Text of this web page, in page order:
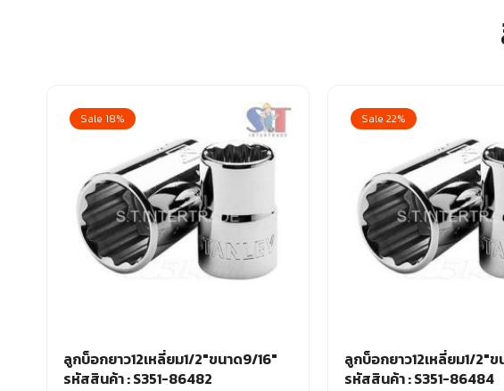
Sale 18%
ลูกบ็อกยาว12เหลี่ยม1/2″ขนาด9/16″
รหัสสินค้า : S351-86482
Sale 22%
ลูกบ็อกยาว12เหลี่ยม1/2″ข
รหัสสินค้า : S351-86484